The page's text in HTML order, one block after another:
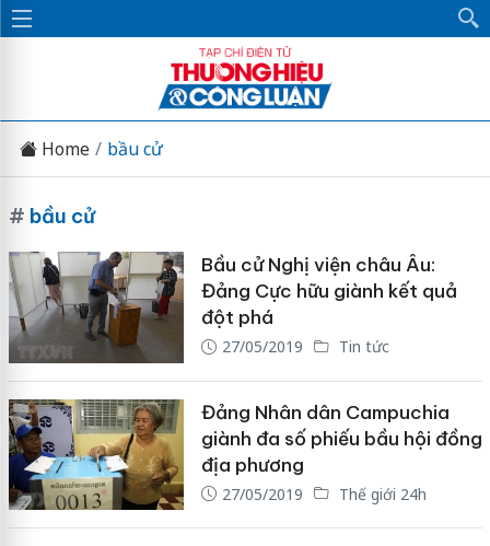
Home bầu cử
# bầu cử
Bầu cử Nghị viện châu Âu:
Đảng Cực hữu giành kết quả
đột phá
27/05/2019 Tin tức
Đảng Nhân dân Campuchia
giành đa số phiếu bầu hội đồng
địa phương
27/05/2019 Thế giới 24h